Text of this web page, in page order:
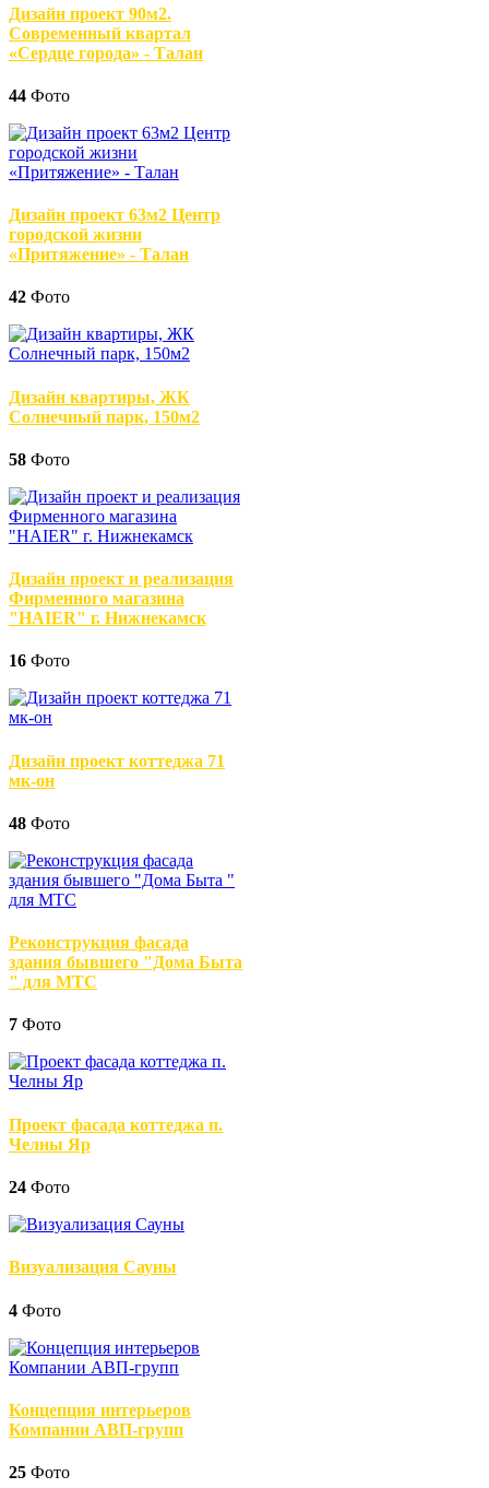
Дизайн проект 90м2.
Современный квартал
«Сердце города» - Талан
44 Фото
Дизайн проект 63м2 Центр
городской жизни
«Притяжение» - Талан
42 Фото
Дизайн квартиры, ЖК
Солнечный парк, 150м2
58 Фото
Дизайн проект и реализация
Фирменного магазина
"HAIER" г. Нижнекамск
16 Фото
Дизайн проект коттеджа 71
мк-он
48 Фото
Реконструкция фасада
здания бывшего "Дома Быта
" для МТС
7 Фото
Проект фасада коттеджа п.
Челны Яр
24 Фото
Визуализация Сауны
4 Фото
Концепция интерьеров
Компании АВП-групп
25 Фото